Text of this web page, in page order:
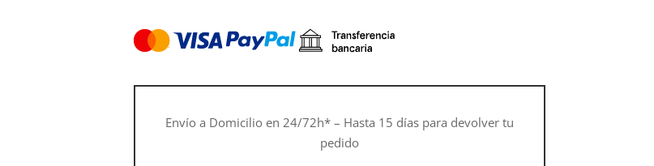
L
cantidad
Envío a Domicilio en 24/72h* – Hasta 15 días para devolver tu
pedido